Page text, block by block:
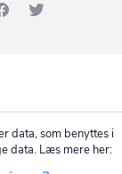
data, som benyttes i
data. Læs mere her: